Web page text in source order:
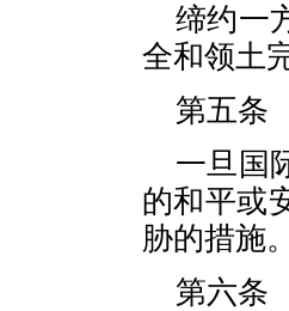
缔约一
全和领土
第五条
一旦国
的和平或
胁的措施。
第六条